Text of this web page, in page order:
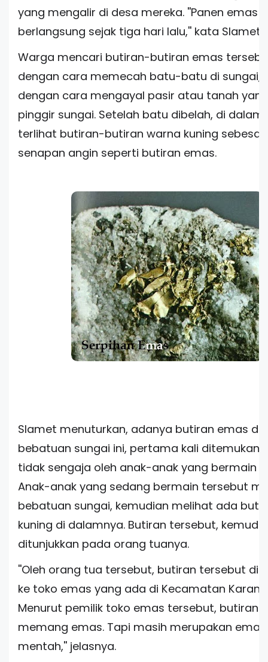
yang mengalir di desa mereka. ''Panen emas
berlangsung sejak tiga hari lalu,'' kata Slamet
Warga mencari butiran-butiran emas
dengan cara memecah batu-batu di sungai,
dengan cara mengayal pasir atau tanah
pinggir sungai. Setelah batu dibelah, di
terlihat butiran-butiran warna kuning sebesar
senapan angin seperti butiran emas.
Slamet menuturkan, adanya butiran emas
bebatuan sungai ini, pertama kali ditemukan
tidak sengaja oleh anak-anak yang bermain
Anak-anak yang sedang bermain tersebut
bebatuan sungai, kemudian melihat ada
kuning di dalamnya. Butiran tersebut,
ditunjukkan pada orang tuanya.
''Oleh orang tua tersebut, butiran tersebut
ke toko emas yang ada di Kecamatan
Menurut pemilik toko emas tersebut, butiran
memang emas. Tapi masih merupakan emas
mentah,'' jelasnya.